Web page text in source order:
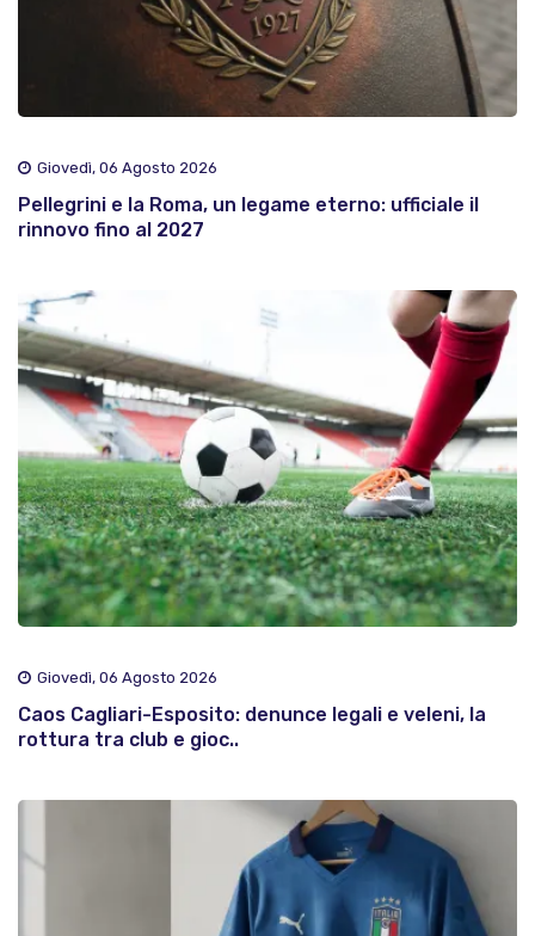
Giovedì, 06 Agosto 2026
Pellegrini e la Roma, un legame eterno: ufficiale il
rinnovo fino al 2027
Giovedì, 06 Agosto 2026
Caos Cagliari-Esposito: denunce legali e veleni, la
rottura tra club e gioc..